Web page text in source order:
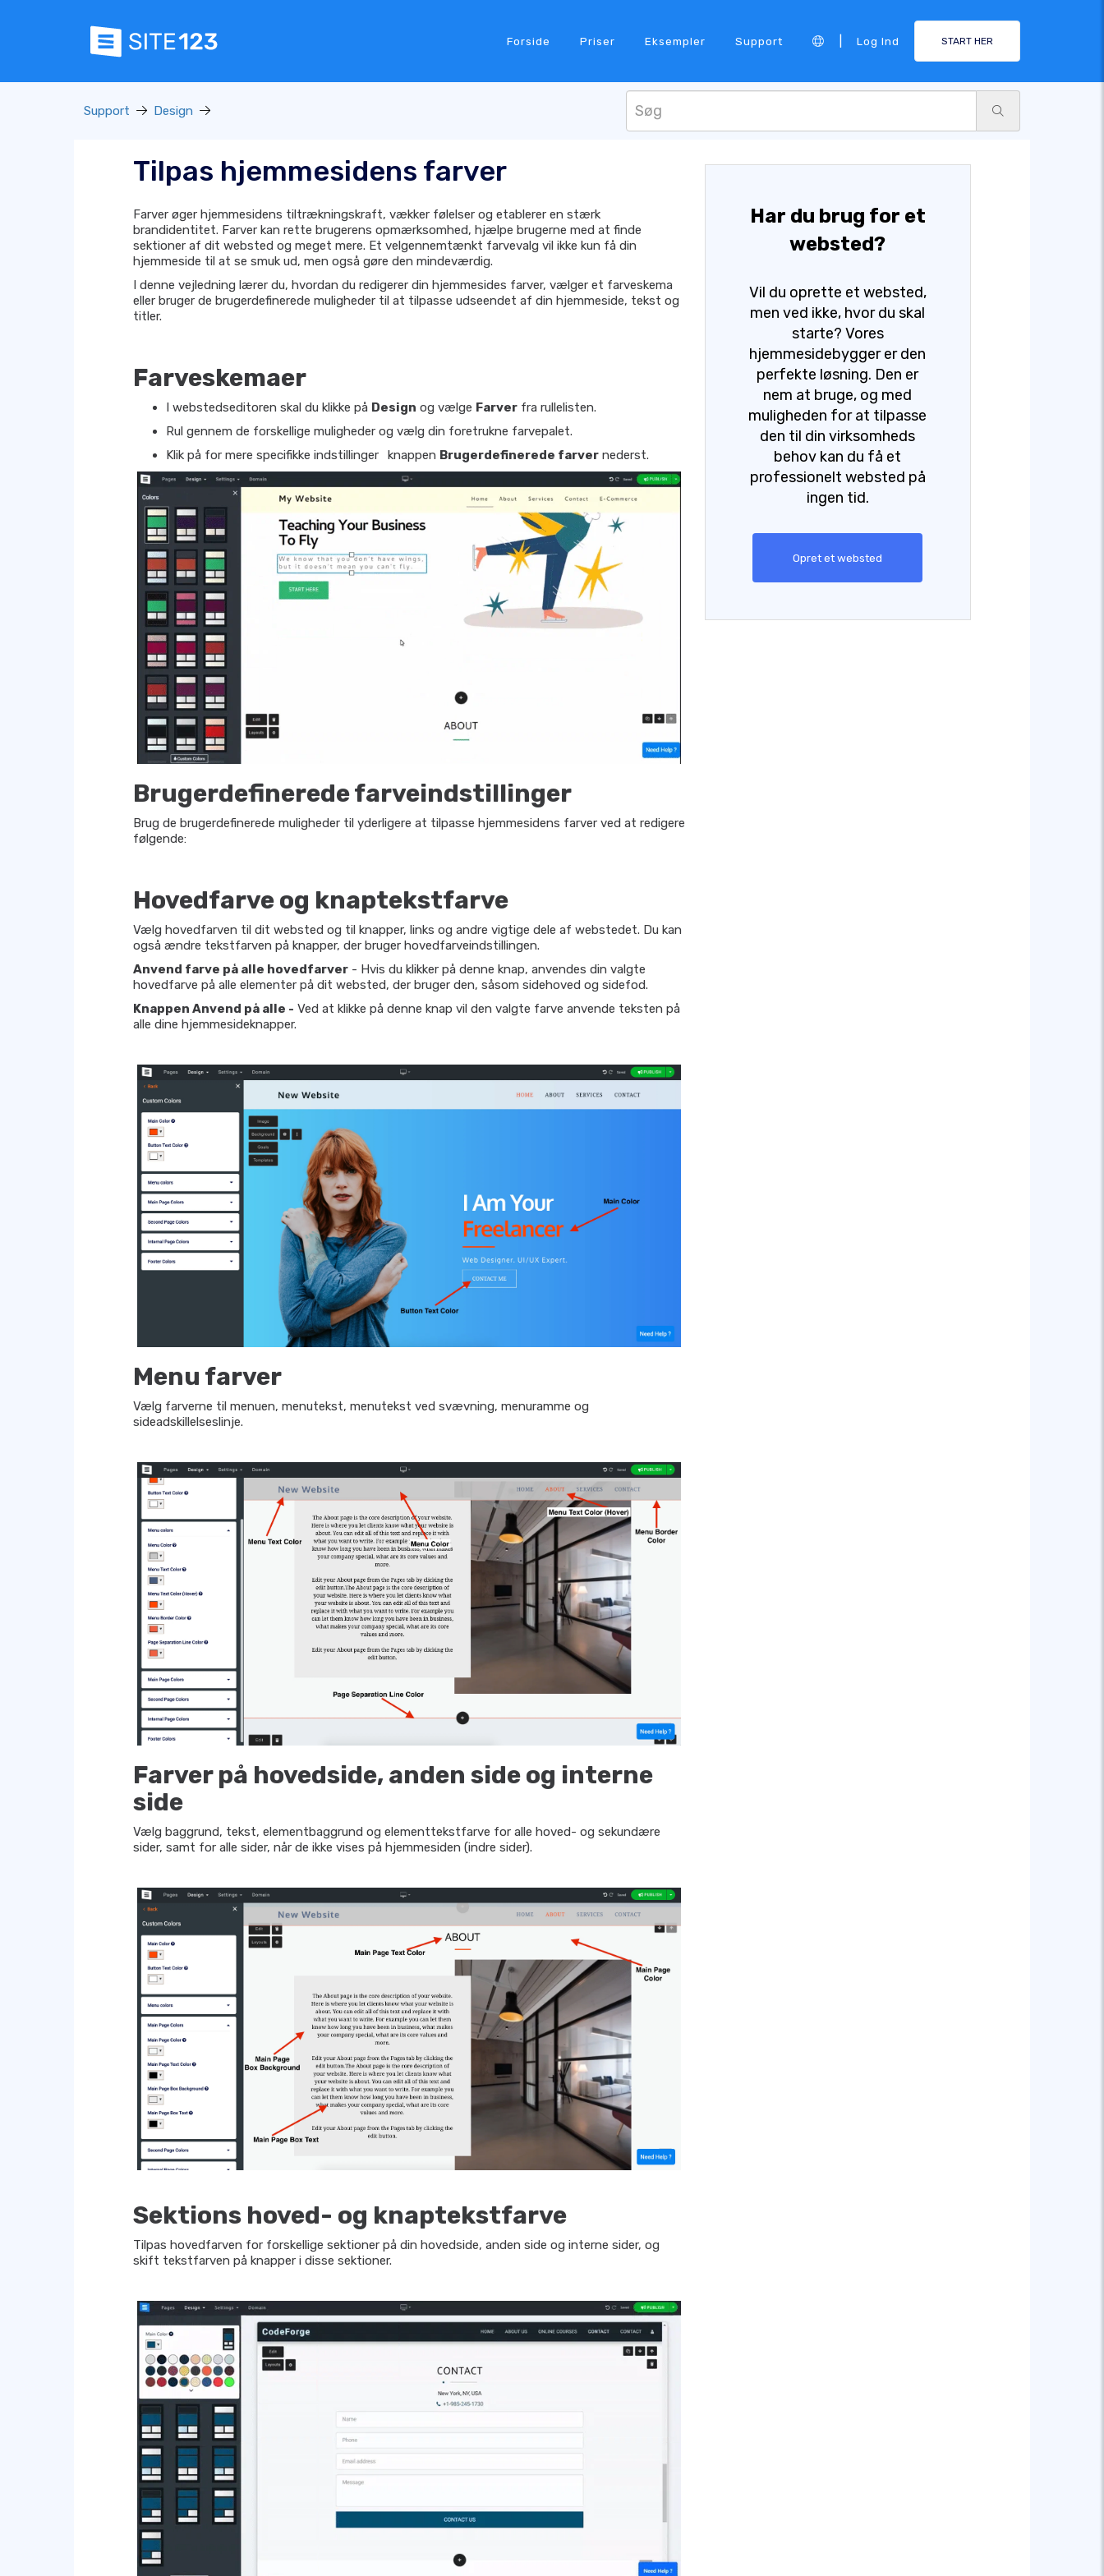
Forside Priser Eksempler Support Log Ind START HER
Support Design
Tilpas hjemmesidens farver
Farver øger hjemmesidens tiltrækningskraft, vækker følelser og etablerer en stærk
brandidentitet. Farver kan rette brugerens opmærksomhed, hjælpe brugerne med at finde
sektioner af dit websted og meget mere. Et velgennemtænkt farvevalg vil ikke kun få din
hjemmeside til at se smuk ud, men også gøre den mindeværdig.
I denne vejledning lærer du, hvordan du redigerer din hjemmesides farver, vælger et farveskema
eller bruger de brugerdefinerede muligheder til at tilpasse udseendet af din hjemmeside, tekst og
titler.
Farveskemaer
I webstedseditoren skal du klikke på Design og vælge Farver fra rullelisten.
Rul gennem de forskellige muligheder og vælg din foretrukne farvepalet.
Klik på for mere specifikke indstillinger
knappen Brugerdefinerede farver nederst.
Brugerdefinerede farveindstillinger
Brug de brugerdefinerede muligheder til yderligere at tilpasse hjemmesidens farver ved at redigere
følgende:
Hovedfarve og knaptekstfarve
Vælg hovedfarven til dit websted og til knapper, links og andre vigtige dele af webstedet. Du kan
også ændre tekstfarven på knapper, der bruger hovedfarveindstillingen.
Anvend farve på alle hovedfarver - Hvis du klikker på denne knap, anvendes din valgte
hovedfarve på alle elementer på dit websted, der bruger den, såsom sidehoved og sidefod.
Knappen Anvend på alle - Ved at klikke på denne knap vil den valgte farve anvende teksten på
alle dine hjemmesideknapper.
Menu farver
Vælg farverne til menuen, menutekst, menutekst ved svævning, menuramme og
sideadskillelseslinje.
Farver på hovedside, anden side og interne
side
Vælg baggrund, tekst, elementbaggrund og elementtekstfarve for alle hoved- og sekundære
sider, samt for alle sider, når de ikke vises på hjemmesiden (indre sider).
Sektions hoved- og knaptekstfarve
Tilpas hovedfarven for forskellige sektioner på din hovedside, anden side og interne sider, og
skift tekstfarven på knapper i disse sektioner.
Har du brug for et
websted?
Vil du oprette et websted,
men ved ikke, hvor du skal
starte? Vores
hjemmesidebygger er den
perfekte løsning. Den er
nem at bruge, og med
muligheden for at tilpasse
den til din virksomheds
behov kan du få et
professionelt websted på
ingen tid.
Opret et websted